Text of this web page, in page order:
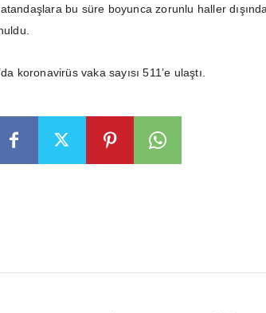
bu süre boyunca zorunlu haller
koronavirüs vaka sayısı 511’e ulaştı.